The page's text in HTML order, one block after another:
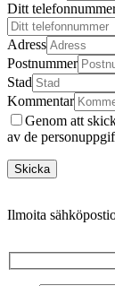
Ditt
Adress
Postnummer
Stad
Kommentar
Genom att
av de
Ilmoita